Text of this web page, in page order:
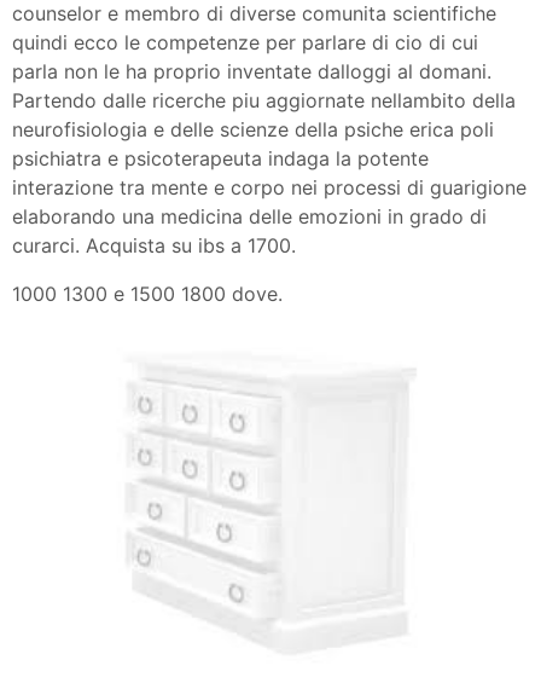
counselor e membro di diverse comunita scientifiche
quindi ecco le competenze per parlare di cio di cui
parla non le ha proprio inventate dalloggi al domani.
Partendo dalle ricerche piu aggiornate nellambito della
neurofisiologia e delle scienze della psiche erica poli
psichiatra e psicoterapeuta indaga la potente
interazione tra mente e corpo nei processi di guarigione
elaborando una medicina delle emozioni in grado di
curarci. Acquista su ibs a 1700.
1000 1300 e 1500 1800 dove.